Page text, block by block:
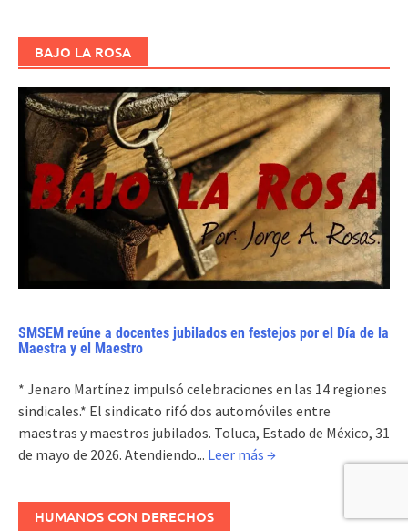
BAJO LA ROSA
SMSEM reúne a docentes jubilados en festejos por el Día de la
Maestra y el Maestro
* Jenaro Martínez impulsó celebraciones en las 14 regiones
sindicales.* El sindicato rifó dos automóviles entre
maestras y maestros jubilados. Toluca, Estado de México, 31
de mayo de 2026. Atendiendo... Leer más →
HUMANOS CON DERECHOS